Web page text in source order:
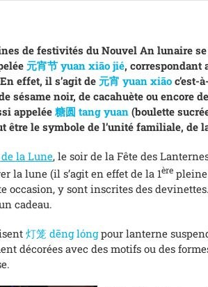
de festivités du Nouvel An lunaire
元宵节 yuan xiāo jié, correspondant
effet, il s’agit de 元宵 yuan xiāoc’est-
sésame noir, de cacahuète ou encore
appelée 糖圆 tang yuan(boulette
être le symbole de l’unité familiale, de
la Lune, le soir de la Fête des
la lune (il s’agit en effet de la 1èrepleine
occasion, y sont inscrites des
cadeau.
灯笼 dēng lóngpour lanterne
décorées avec des motifs ou des